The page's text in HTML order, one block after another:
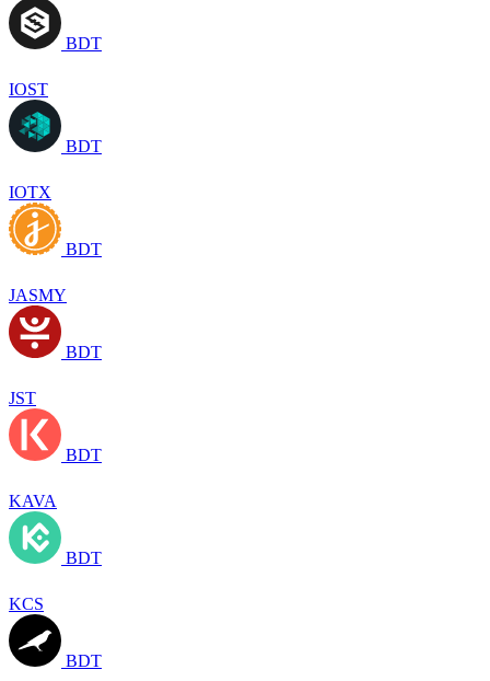
BDT
IOST
BDT
IOTX
BDT
JASMY
BDT
JST
BDT
KAVA
BDT
KCS
BDT